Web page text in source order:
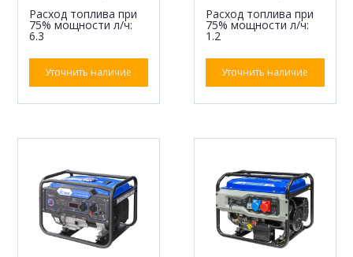
Расход топлива при
75% мощности л/ч:
6.3
Уточнить наличие
Расход топлива при
75% мощности л/ч:
1.2
Уточнить наличие